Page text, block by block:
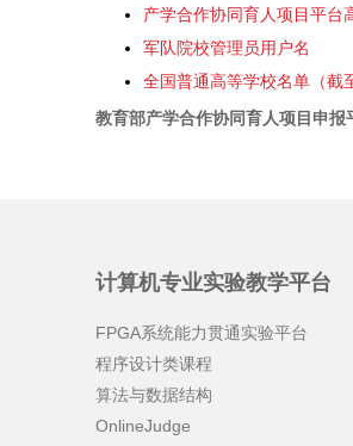
产学合作协同育人项目平台
军队院校管理员用户名
全国普通高等学校名单（截
教育部产学合作协同育人项目申报
计算机专业实验教学平台
FPGA系统能力贯通实验平台
程序设计类课程
算法与数据结构
OnlineJudge